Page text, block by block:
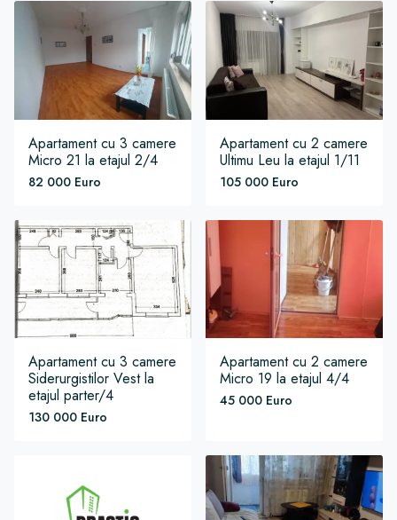
Apartamentcu 3 camere
Micro 21 la etajul 2/4
82 000 Euro
Apartamentcu 2 camere
Ultimu Leu la etajul 1/11
105 000 Euro
Apartamentcu 3 camere
Siderurgistilor Vestla
etajul parter/4
130 000 Euro
Apartamentcu 2 camere
Micro 19 la etajul 4/4
45 000 Euro